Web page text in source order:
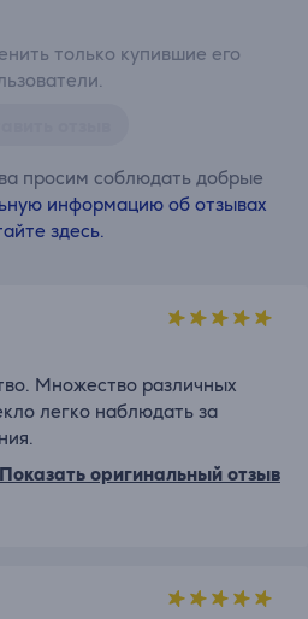
только купившие его
просим соблюдать добрые
информацию об отзывах
здесь.
Множество различных
легко наблюдать за
Показать оригинальный отзыв